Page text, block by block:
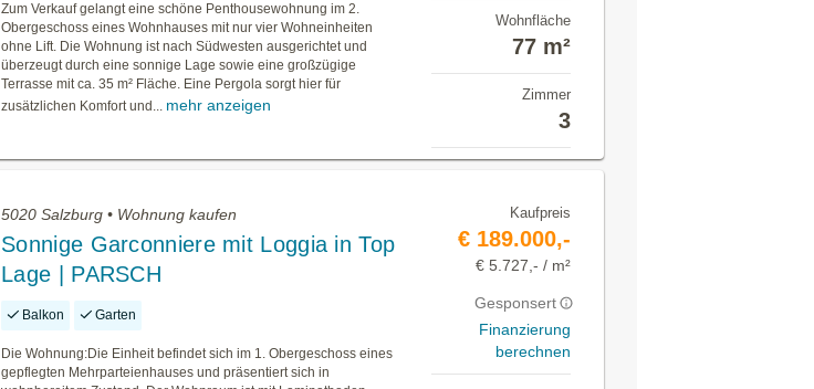
Zum Verkauf gelangt eine schöne Penthousewohnung im 2.
Obergeschoss eines Wohnhauses mit nur vier Wohneinheiten
ohne Lift. Die Wohnung ist nach Südwesten ausgerichtet und
überzeugt durch eine sonnige Lage sowie eine großzügige
Terrasse mit ca. 35 m² Fläche. Eine Pergola sorgt hier für
zusätzlichen Komfort und... mehr anzeigen
Wohnfläche
77 m²
Zimmer
3
5020 Salzburg • Wohnung kaufen
Sonnige Garconniere mit Loggia in Top
Lage | PARSCH
Balkon Garten
Die Wohnung:Die Einheit befindet sich im 1. Obergeschoss eines
gepflegten Mehrparteienhauses und präsentiert sich in
Kaufpreis
€ 189.000,-
€ 5.727,- / m²
Gesponsert
Finanzierung
berechnen